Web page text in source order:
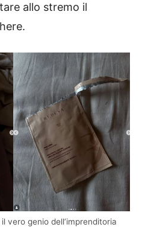
allo stremo il
vero genio dell’imprenditoria